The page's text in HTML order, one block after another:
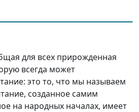
для всех прирожденная
всегда может
это то, что мы называем
созданное самим
на народных началах, имеет